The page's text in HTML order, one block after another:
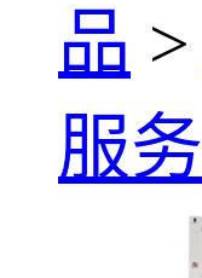
品 >
服务